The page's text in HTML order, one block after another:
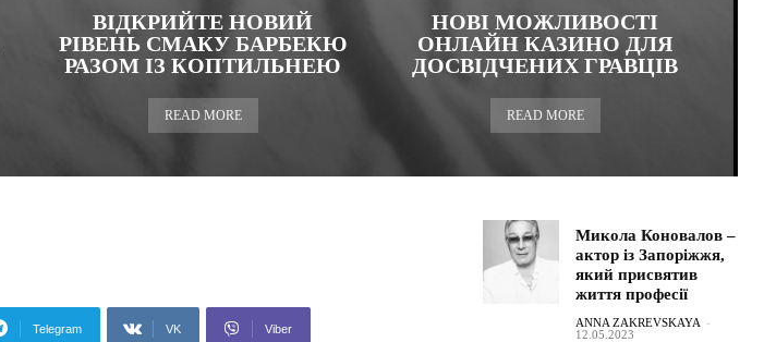
ВІДКРИЙТЕ НОВИЙ
РІВЕНЬ СМАКУ БАРБЕКЮ
РАЗОМ ІЗ КОПТИЛЬНЕЮ
READ MORE
НОВІ МОЖЛИВОСТІ
ОНЛАЙН КАЗИНО ДЛЯ
ДОСВІДЧЕНИХ ГРАВЦІВ
READ MORE
Telegram VK Viber
Микола Коновалов –
актор із Запоріжжя,
який присвятив
життя професії
ANNA ZAKREVSKAYA -
12.05.2023